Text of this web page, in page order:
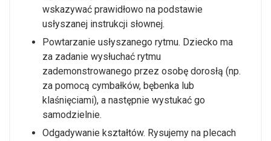
wskazywać prawidłowo na podstawie
usłyszanej instrukcji słownej.
Powtarzanie usłyszanego rytmu. Dziecko ma
za zadanie wysłuchać rytmu
zademonstrowanego przez osobę dorosłą (np.
za pomocą cymbałków, bębenka lub
klaśnięciami), a następnie wystukać go
samodzielnie.
Odgadywanie kształtów. Rysujemy na plecach